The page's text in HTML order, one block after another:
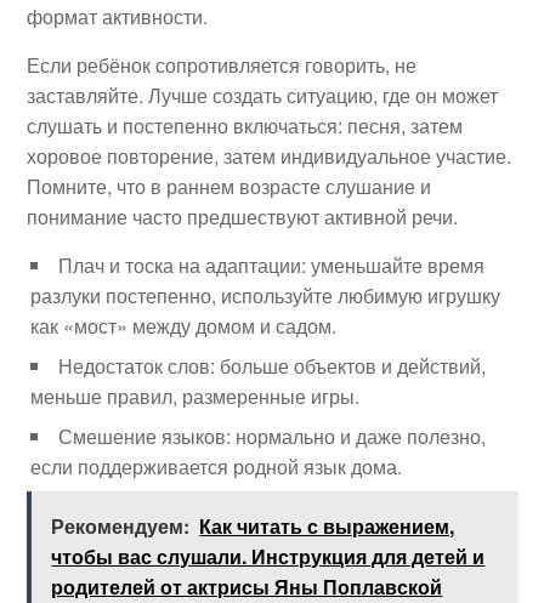
формат активности.
Если ребёнок сопротивляется говорить, не
заставляйте. Лучше создать ситуацию, где он может
слушать и постепенно включаться: песня, затем
хоровое повторение, затем индивидуальное участие.
Помните, что в раннем возрасте слушание и
понимание часто предшествуют активной речи.
Плач и тоска на адаптации: уменьшайте время
разлуки постепенно, используйте любимую игрушку
как «мост» между домом и садом.
Недостаток слов: больше объектов и действий,
меньше правил, размеренные игры.
Смешение языков: нормально и даже полезно,
если поддерживается родной язык дома.
Рекомендуем: Как читать с выражением,
чтобы вас слушали. Инструкция для детей и
родителей от актрисы Яны Поплавской